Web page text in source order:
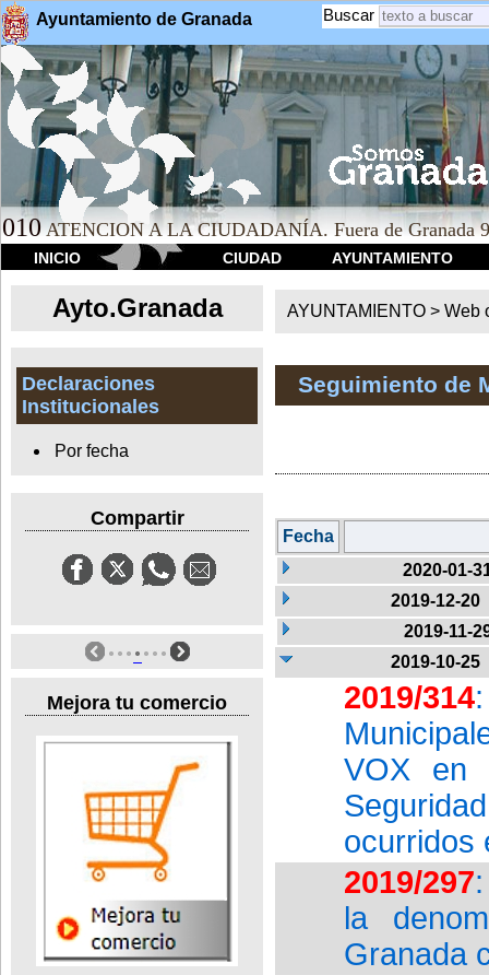
Ayuntamiento de Granada Buscar
010 ATENCION A LA CIUDADANÍA. Fuera de Granada
INICIO CIUDAD AYUNTAMIENTO
Ayto.Granada
Declaraciones
Institucionales
Por fecha
Compartir
Mejora tu comercio
AYUNTAMIENTO > Web
Seguimiento de
Fecha
2020-01-
2019-12-20
2019-11-
2019-10-25
2019/314
VOX en
ocurridos
2019/297
la
Granada